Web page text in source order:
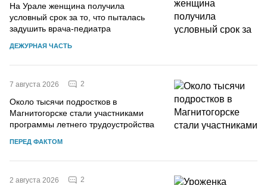
На Урале женщина получила
условный срок за то, что пыталась
задушить врача-педиатра
ДЕЖУРНАЯ ЧАСТЬ
7 августа 2026 2
Около тысячи подростков в
Магнитогорске стали участниками
программы летнего трудоустройства
ПЕРЕД ФАКТОМ
2 августа 2026 2